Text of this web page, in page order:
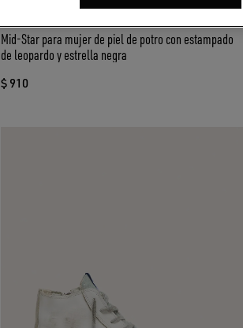
Mid-Star para mujer de piel de potro con estampado
de leopardo y estrella negra
$ 910